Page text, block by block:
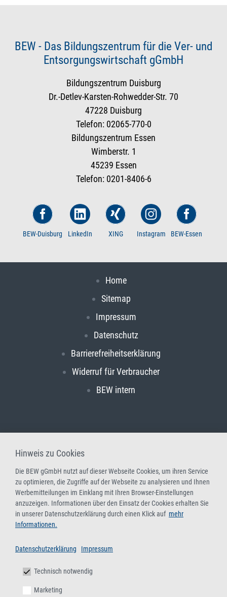
BEW - Das Bildungszentrum für die Ver- und
Entsorgungswirtschaft gGmbH
Bildungszentrum Duisburg
Dr.-Detlev-Karsten-Rohwedder-Str. 70
47228 Duisburg
Telefon: 02065-770-0
Bildungszentrum Essen
Wimberstr. 1
45239 Essen
Telefon: 0201-8406-6
BEW-Duisburg LinkedIn XING Instagram BEW-Essen
Home
Sitemap
Impressum
Datenschutz
Barrierefreiheitserklärung
Widerruf für Verbraucher
BEW intern
Hinweis zu Cookies
Die BEW gGmbH nutzt auf dieser Webseite Cookies, um ihren Service
zu optimieren, die Zugriffe auf der Webseite zu analysieren und Ihnen
Werbemitteilungen im Einklang mit Ihren Browser-Einstellungen
anzuzeigen. Informationen über den Einsatz der Cookies erhalten Sie
in unserer Datenschutzerklärung durch einen Klick auf mehr
Informationen.
Datenschutzerklärung Impressum
Technisch notwendig
Marketing